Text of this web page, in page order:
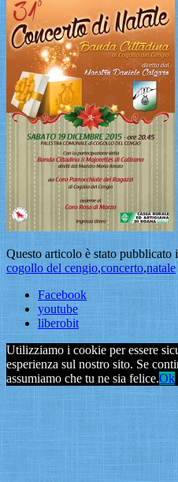
Questo articolo è stato pubblicato
cogollo del cengio,concerto,natale
Facebook
youtube
liberobit
Utilizziamo i cookie per essere
esperienza sul nostro sito. Se
assumiamo che tu ne sia felice.Ok